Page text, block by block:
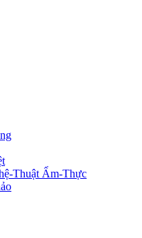
Thuật Ẩm-Thực